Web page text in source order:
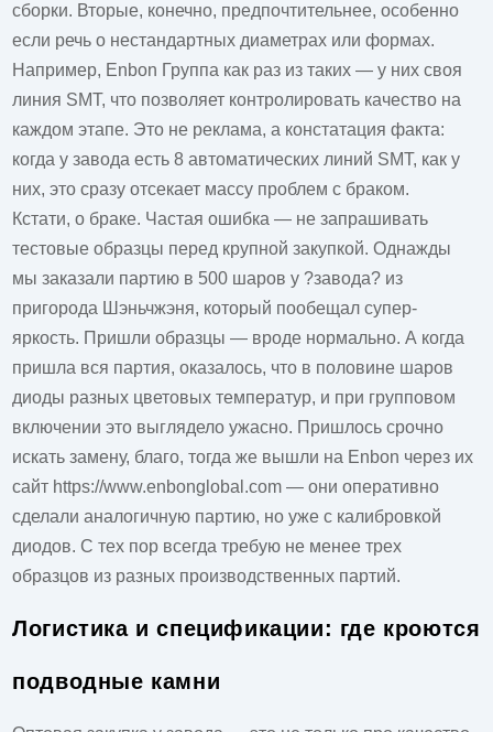
сборки. Вторые, конечно, предпочтительнее, особенно
если речь о нестандартных диаметрах или формах.
Например, Enbon Группа как раз из таких — у них своя
линия SMT, что позволяет контролировать качество на
каждом этапе. Это не реклама, а констатация факта:
когда у завода есть 8 автоматических линий SMT, как у
них, это сразу отсекает массу проблем с браком.
Кстати, о браке. Частая ошибка — не запрашивать
тестовые образцы перед крупной закупкой. Однажды
мы заказали партию в 500 шаров у ?завода? из
пригорода Шэньчжэня, который пообещал супер-
яркость. Пришли образцы — вроде нормально. А когда
пришла вся партия, оказалось, что в половине шаров
диоды разных цветовых температур, и при групповом
включении это выглядело ужасно. Пришлось срочно
искать замену, благо, тогда же вышли на Enbon через их
сайт https://www.enbonglobal.com — они оперативно
сделали аналогичную партию, но уже с калибровкой
диодов. С тех пор всегда требую не менее трех
образцов из разных производственных партий.
Логистика и спецификации: где кроются
подводные камни